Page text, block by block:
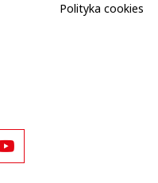
Polityka cookies